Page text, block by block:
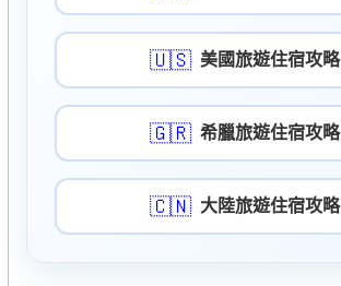
🇺🇸 美國旅遊住宿攻略
🇬🇷 希臘旅遊住宿攻略
🇨🇳 大陸旅遊住宿攻略